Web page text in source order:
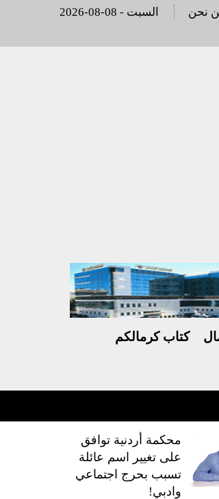
2026-08-08 - السبت نحن
كتاب كرمالكم
محكمة أردنية توافق
على تغيير اسم عائلة
تسبب بحرج اجتماعي
وادبي!